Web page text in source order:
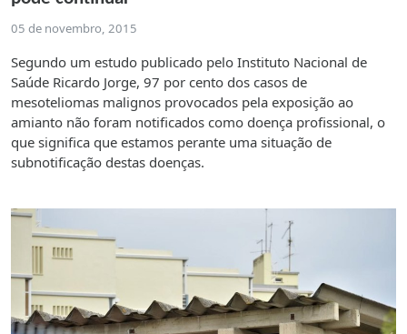
05 de novembro, 2015
Segundo um estudo publicado pelo Instituto Nacional de
Saúde Ricardo Jorge, 97 por cento dos casos de
mesoteliomas malignos provocados pela exposição ao
amianto não foram notificados como doença profissional, o
que significa que estamos perante uma situação de
subnotificação destas doenças.